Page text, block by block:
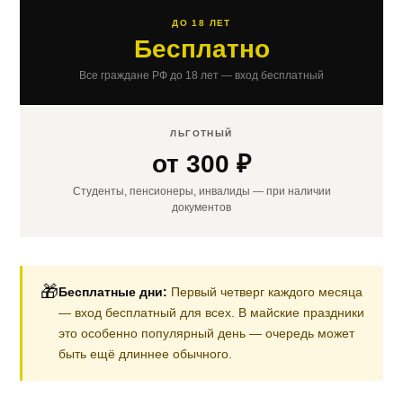
ДО 18 ЛЕТ
Бесплатно
Все граждане РФ до 18 лет — вход бесплатный
ЛЬГОТНЫЙ
от 300 ₽
Студенты, пенсионеры, инвалиды — при наличии
документов
🎁Бесплатные дни: Первый четверг каждого месяца
— вход бесплатный для всех. В майские праздники
это особенно популярный день — очередь может
быть ещё длиннее обычного.